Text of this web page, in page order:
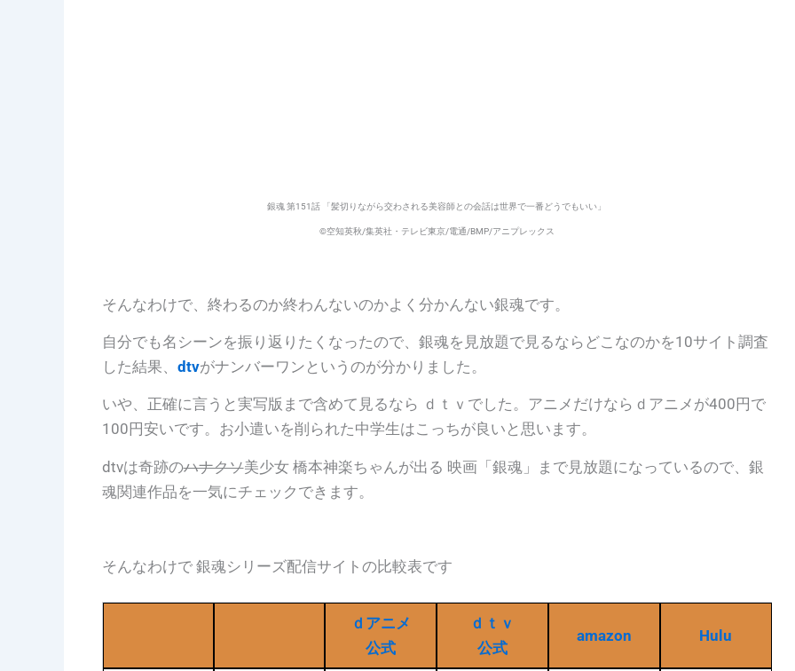
銀魂 第151話 「髪切りながら交わされる美容師との会話は世界で一番どうでもいい」
©空知英秋/集英社・テレビ東京/電通/BMP/アニプレックス
そんなわけで、終わるのか終わんないのかよく分かんない銀魂です。
自分でも名シーンを振り返りたくなったので、銀魂を見放題で見るならどこなのかを10サイト調査
した結果、 dtvがナンバーワンというのが分かりました。
いや、正確に言うと実写版まで含めて見るなら ｄｔｖでした。アニメだけならｄアニメが400円で
100円安いです。お小遣いを削られた中学生はこっちが良いと思います。
dtvは奇跡のハナクソ美少女 橋本神楽ちゃんが出る 映画「銀魂」まで見放題になっているので、銀
魂関連作品を一気にチェックできます。
そんなわけで 銀魂シリーズ配信サイトの比較表です
ｄアニメ
公式
ｄｔｖ
公式
amazon Hulu